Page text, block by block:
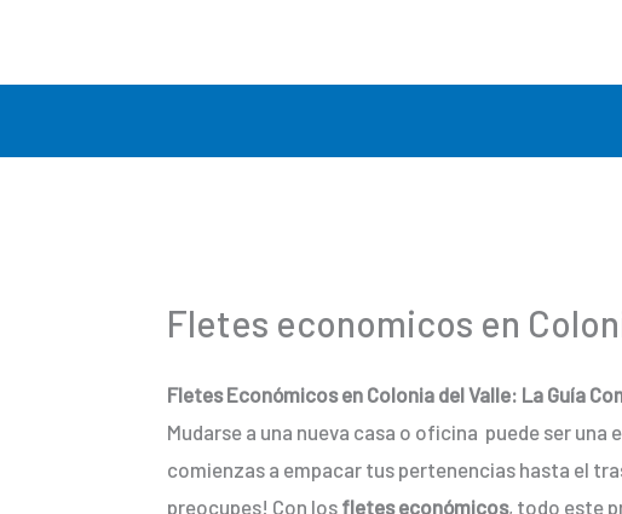
contenido
Fletes economicos en
Fletes Económicos en Colonia del Valle: La Guía
Mudarse a una nueva casa o oficina puede ser
comienzas a empacar tus pertenencias hasta el
preocupes! Con los fletes económicos, todo este